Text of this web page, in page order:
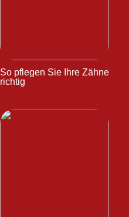
So pflegen Sie Ihre Zähne
richtig